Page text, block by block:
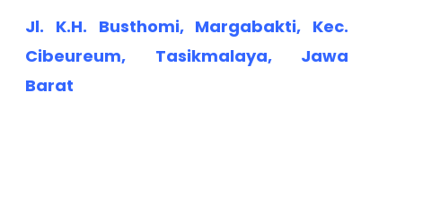
Jl. K.H. Busthomi, Margabakti, Kec.
Cibeureum, Tasikmalaya, Jawa
Barat